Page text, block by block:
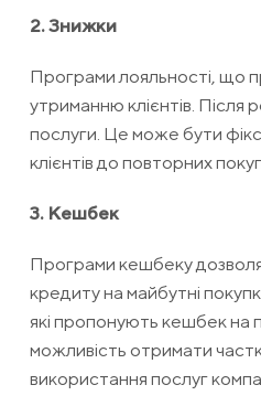
2. Знижки
Програми лояльності, що
утриманню клієнтів. Після
послуги. Це може бути
клієнтів до повторних
3. Кешбек
Програми кешбеку
кредиту на майбутні
які пропонують кешбек на
можливість отримати
використання послуг